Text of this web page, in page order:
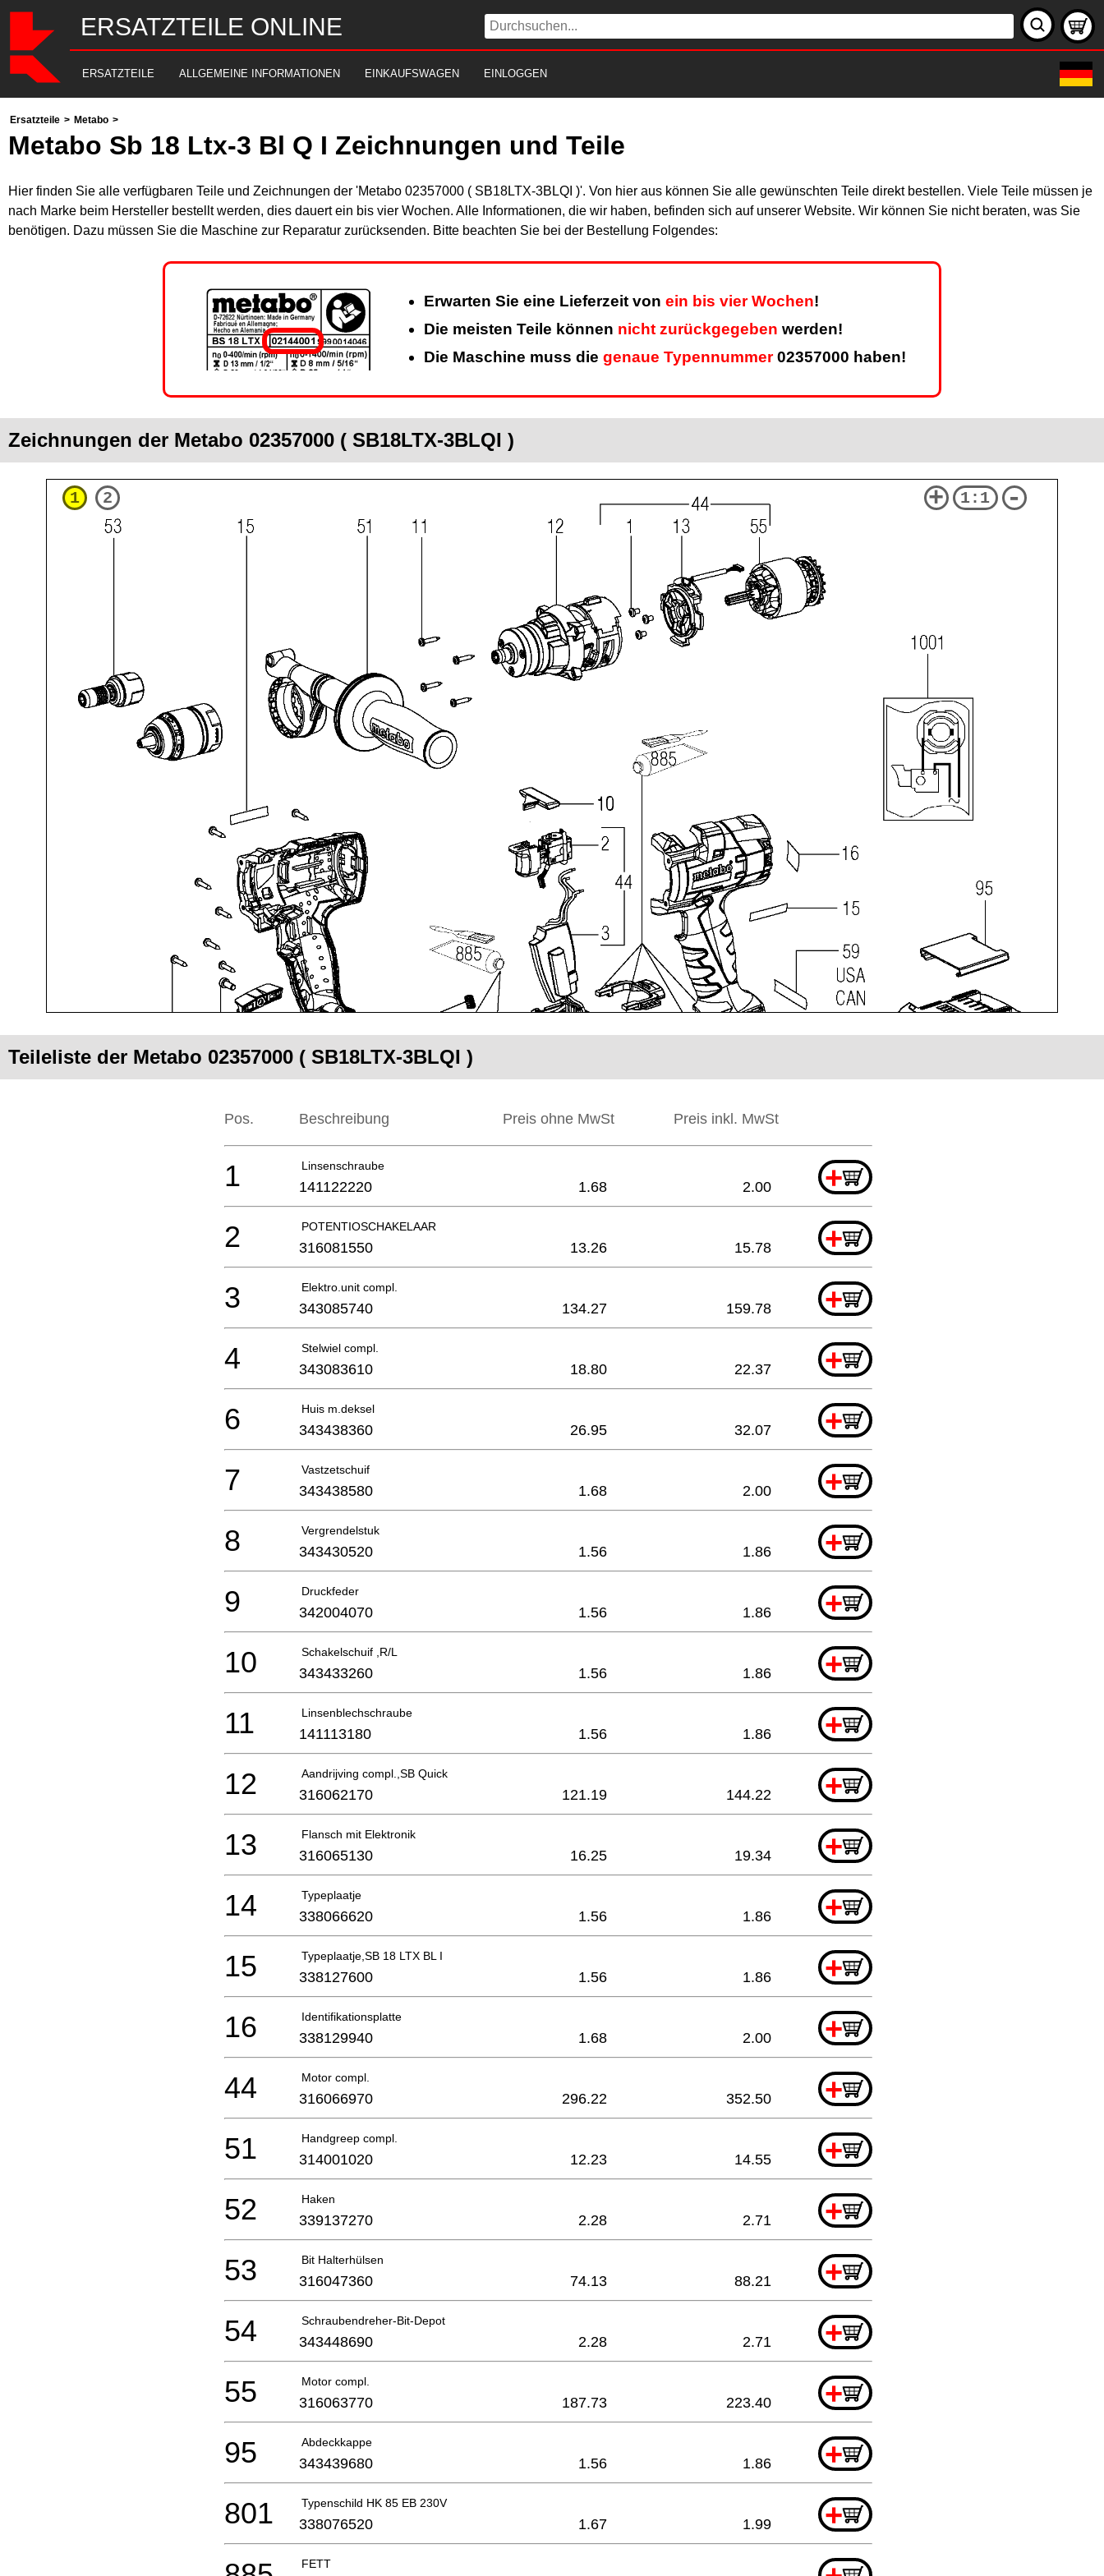
ERSATZTEILE ONLINE
ERSATZTEILE ALLGEMEINE INFORMATIONEN EINKAUFSWAGEN EINLOGGEN
Ersatzteile > Metabo >
Metabo Sb 18 Ltx-3 Bl Q I Zeichnungen und Teile
Hier finden Sie alle verfügbaren Teile und Zeichnungen der 'Metabo 02357000 ( SB18LTX-3BLQI )'. Von hier aus können Sie alle gewünschten Teile direkt bestellen. Viele Teile müssen je
nach Marke beim Hersteller bestellt werden, dies dauert ein bis vier Wochen. Alle Informationen, die wir haben, befinden sich auf unserer Website. Wir können Sie nicht beraten, was Sie
benötigen. Dazu müssen Sie die Maschine zur Reparatur zurücksenden. Bitte beachten Sie bei der Bestellung Folgendes:
Erwarten Sie eine Lieferzeit von ein bis vier Wochen!
Die meisten Teile können nicht zurückgegeben werden!
Die Maschine muss die genaue Typennummer02357000 haben!
Zeichnungen der Metabo 02357000 ( SB18LTX-3BLQI )
1 2 + 1:1 -
Teileliste der Metabo 02357000 ( SB18LTX-3BLQI )
Pos. Beschreibung Preis ohne MwSt Preis inkl. MwSt
Linsenschraube +
1 141122220 1.68 2.00
POTENTIOSCHAKELAAR +
2 316081550 13.26 15.78
Elektro.unit compl. +
3 343085740 134.27 159.78
Stelwiel compl. +
4 343083610 18.80 22.37
Huis m.deksel +
6 343438360 26.95 32.07
Vastzetschuif +
7 343438580 1.68 2.00
Vergrendelstuk +
8 343430520 1.56 1.86
Druckfeder +
9 342004070 1.56 1.86
Schakelschuif ,R/L +
10 343433260 1.56 1.86
Linsenblechschraube +
11 141113180 1.56 1.86
Aandrijving compl.,SB Quick +
12 316062170 121.19 144.22
Flansch mit Elektronik +
13 316065130 16.25 19.34
Typeplaatje +
14 338066620 1.56 1.86
Typeplaatje,SB 18 LTX BL I +
15 338127600 1.56 1.86
Identifikationsplatte +
16 338129940 1.68 2.00
Motor compl. +
44 316066970 296.22 352.50
Handgreep compl. +
51 314001020 12.23 14.55
Haken +
52 339137270 2.28 2.71
Bit Halterhülsen +
53 316047360 74.13 88.21
Schraubendreher-Bit-Depot +
54 343448690 2.28 2.71
Motor compl. +
55 316063770 187.73 223.40
Abdeckkappe +
95 343439680 1.56 1.86
Typenschild HK 85 EB 230V +
801 338076520 1.67 1.99
FETT